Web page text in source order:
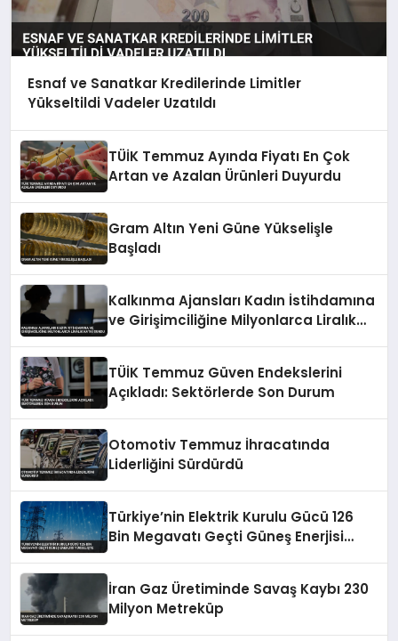
Esnaf ve Sanatkar Kredilerinde Limitler
Yükseltildi Vadeler Uzatıldı
TÜİK Temmuz Ayında Fiyatı En Çok
Artan ve Azalan Ürünleri Duyurdu
Gram Altın Yeni Güne Yükselişle
Başladı
Kalkınma Ajansları Kadın İstihdamına
ve Girişimciliğine Milyonlarca Liralık
TÜİK Temmuz Güven Endekslerini
Açıkladı: Sektörlerde Son Durum
Otomotiv Temmuz İhracatında
Liderliğini Sürdürdü
Türkiye’nin Elektrik Kurulu Gücü 126
Bin Megavatı Geçti Güneş Enerjisi
İran Gaz Üretiminde Savaş Kaybı 230
Milyon Metreküp